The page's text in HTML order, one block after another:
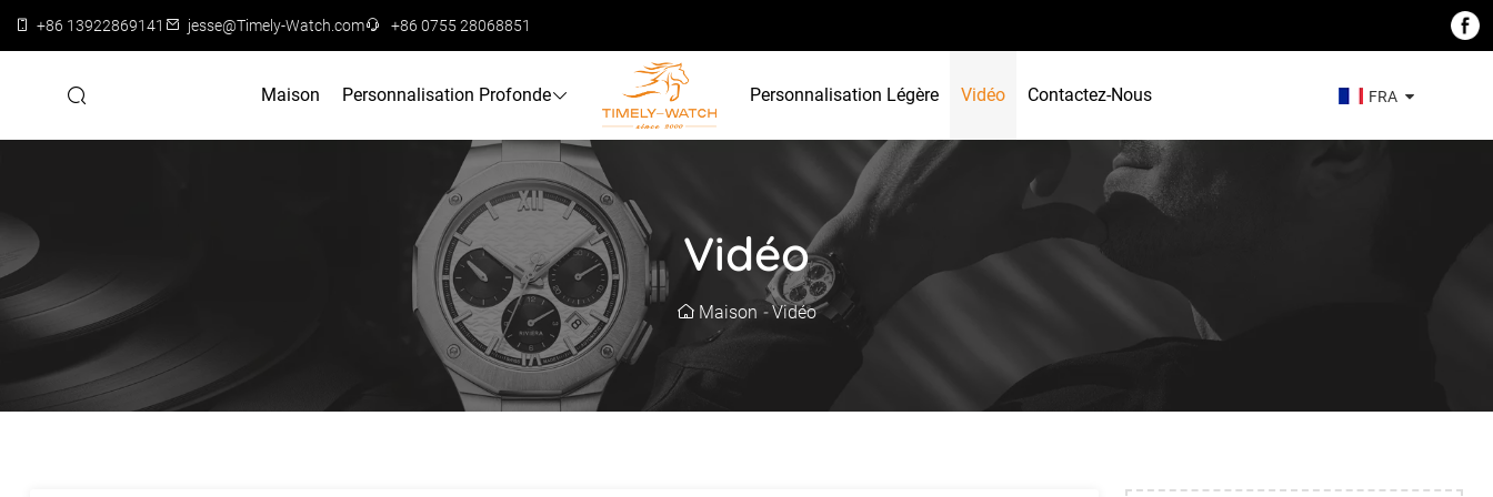
+86 13922869141 jesse@Timely-Watch.com +86 0755 28068851
Maison Personnalisation Profonde Personnalisation Légère Vidéo Contactez-Nous FRA
Vidéo
Maison - Vidéo